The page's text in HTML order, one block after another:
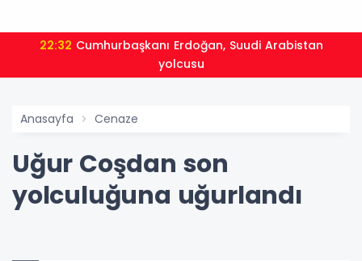
22:32
yolcusu
Anasayfa Cenaze
Uğur Coşdan son
yolculuğuna uğurlandı